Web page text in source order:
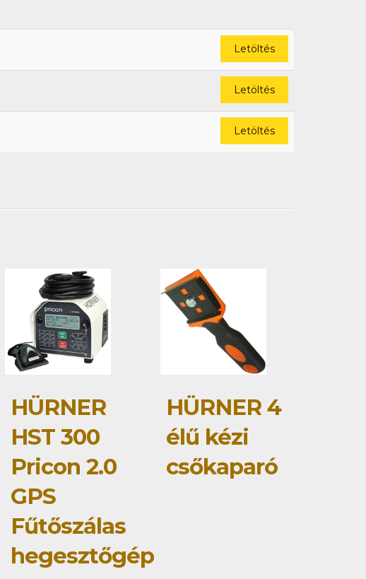
Letöltés
Letöltés
Letöltés
HÜRNER
HST 300
Pricon 2.0
GPS
Fűtőszálas
hegesztőgép
HÜRNER 4
élű kézi
csőkaparó